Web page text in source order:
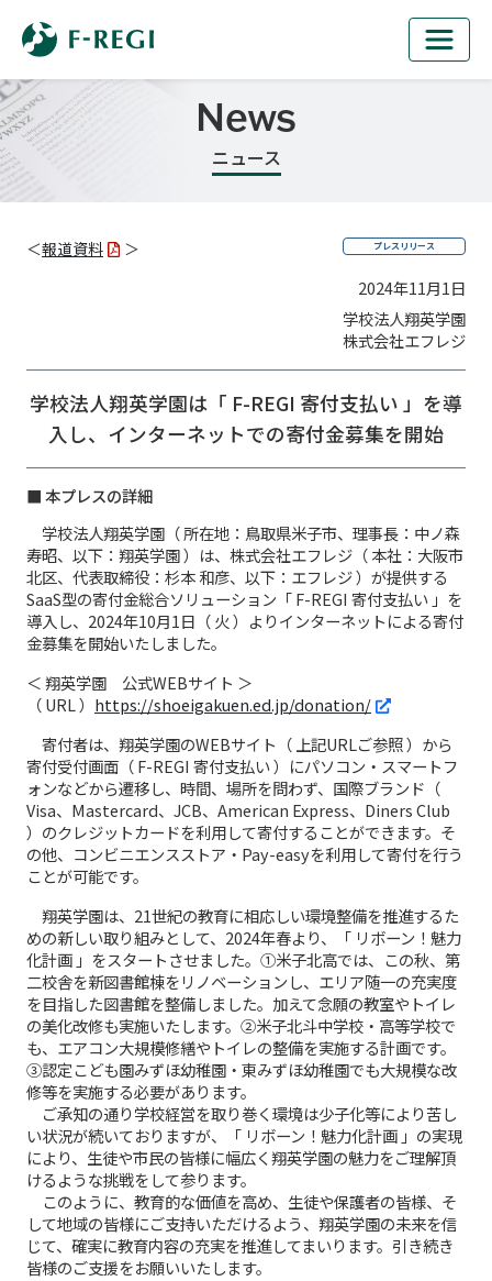
News
ニュース
＜報道資料 ＞ プレスリリース
2024年11月1日
学校法人翔英学園
株式会社エフレジ
学校法人翔英学園は「 F-REGI 寄付支払い 」を導
入し、 インターネットでの寄付金募集を開始
■ 本プレスの詳細
学校法人翔英学園（ 所在地：鳥取県米子市、理事長：中ノ森
寿昭、以下：翔英学園 ）は、株式会社エフレジ（ 本社：大阪市
北区、代表取締役：杉本 和彦、以下：エフレジ ）が提供する
SaaS型の寄付金総合ソリューション「 F-REGI 寄付支払い 」を
導入し、2024年10月1日（ 火 ）よりインターネットによる寄付
金募集を開始いたしました。
＜ 翔英学園 公式WEBサイト ＞
（ URL ） https://shoeigakuen.ed.jp/donation/
寄付者は、翔英学園のWEBサイト（ 上記URLご参照 ）から
寄付受付画面（ F-REGI 寄付支払い ）にパソコン・スマートフ
ォンなどから遷移し、時間、場所を問わず、国際ブランド（
Visa、Mastercard、JCB、American Express、Diners Club
）のクレジットカードを利用して寄付することができます。そ
の他、コンビニエンスストア・Pay-easyを利用して寄付を行う
ことが可能です。
翔英学園は、21世紀の教育に相応しい環境整備を推進するた
めの新しい取り組みとして、2024年春より、「 リボーン！魅力
化計画 」をスタートさせました。①米子北高では、この秋、第
二校舎を新図書館棟をリノベーションし、エリア随一の充実度
を目指した図書館を整備しました。加えて念願の教室やトイレ
の美化改修も実施いたします。②米子北斗中学校・高等学校で
も、エアコン大規模修繕やトイレの整備を実施する計画です。
③認定こども園みずほ幼稚園・東みずほ幼稚園でも大規模な改
修等を実施する必要があります。
ご承知の通り学校経営を取り巻く環境は少子化等により苦し
い状況が続いておりますが、「 リボーン！魅力化計画 」の実現
により、生徒や市民の皆様に幅広く翔英学園の魅力をご理解頂
けるような挑戦をして参ります。
このように、教育的な価値を高め、生徒や保護者の皆様、そ
して地域の皆様にご支持いただけるよう、翔英学園の未来を信
じて、確実に教育内容の充実を推進してまいります。引き続き
皆様のご支援をお願いいたします。